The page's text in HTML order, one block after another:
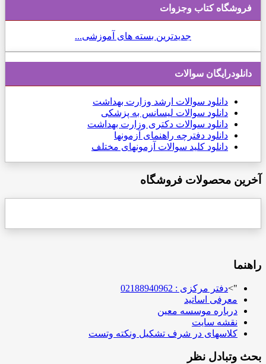
فروشگاه کتاب وجزوات
جدیدترین بسته های آموزشی...
دانلودرایگان سوالات
دانلود سوالات ارشد وزارت بهداشت
دانلود سوالات لیسانس به پزشکی
دانلود سوالات دکتری وزارت بهداشت
دانلود دفترچه راهنمای آزمونها
دانلود کلید سوالات آزمونهای مختلف
آخرین محصولات فروشگاه
راهنما
">دفتر مرکزی : 02188940962
معرفی اساتید
درباره موسسه معین
نقشه سایت
کلاسهای در شرف تشکیل ونکته وتست
بحث وتبادل نظر